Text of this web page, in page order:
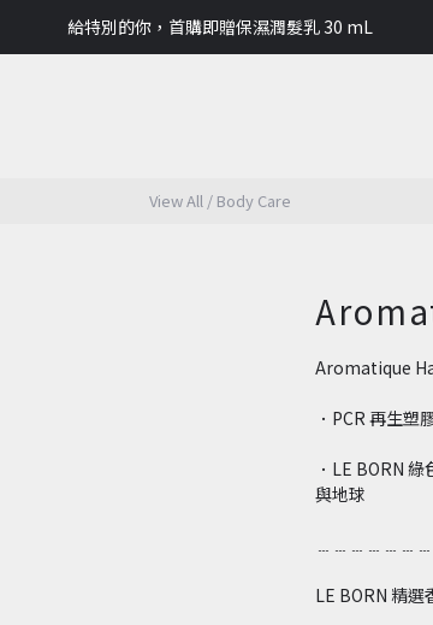
讓LE BORN成為你的夏季✨滿2000再送靜謐森林護手霜
給特別的你，首購即贈保濕潤髮乳 30 mL
View All / Body Care
Aromatique
．PCR 再生塑
．LE BORN
與地球
LE BORN 精